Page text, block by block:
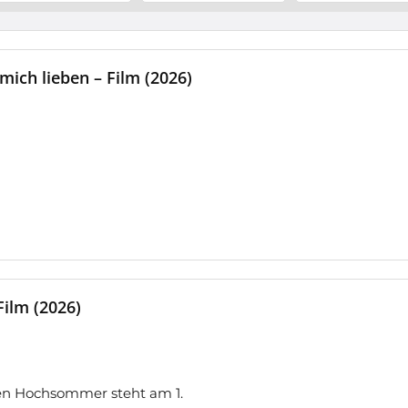
lieben – Film (2026)
(2026)
Hochsommer steht am 1.